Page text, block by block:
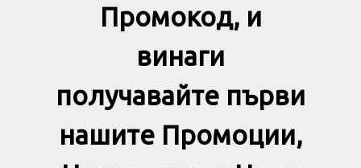
Промокод, и
винаги
получавайте първи
нашите Промоции,